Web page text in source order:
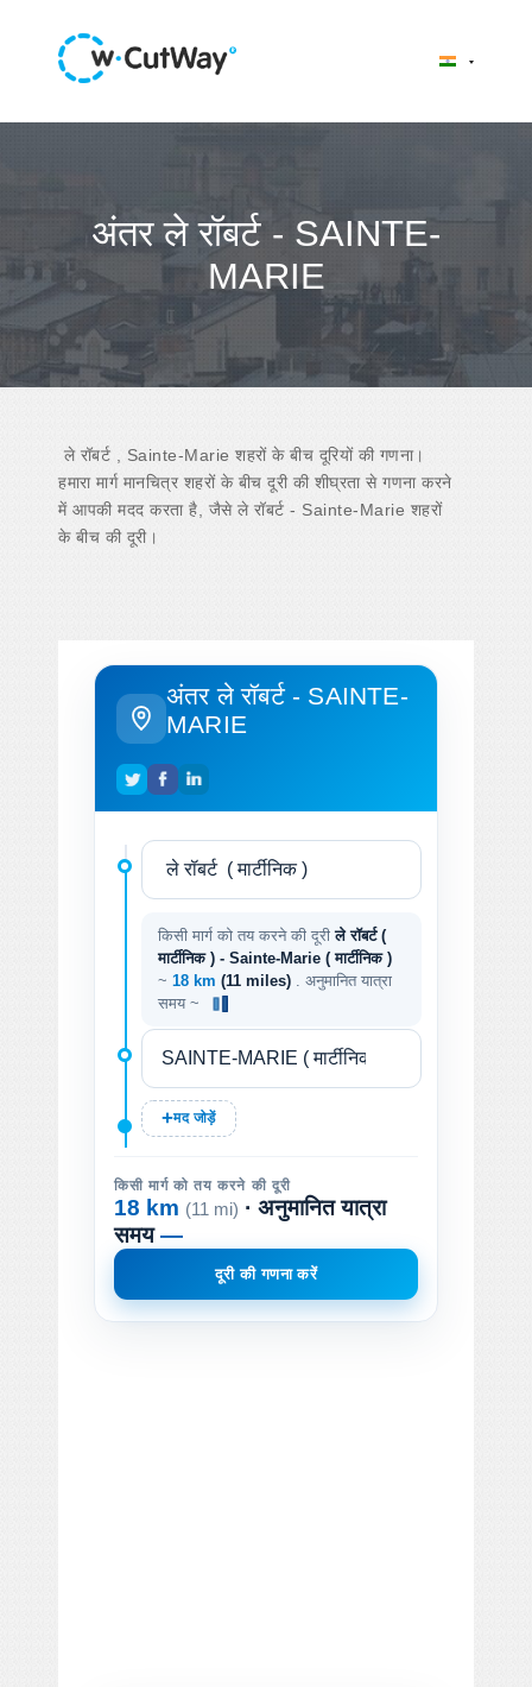
अंतर ले रॉबर्ट - SAINTE-
MARIE
ले रॉबर्ट , Sainte-Marie शहरों के बीच दूरियों की गणना।
हमारा मार्ग मानचित्र शहरों के बीच दूरी की शीघ्रता से गणना करने
में आपकी मदद करता है, जैसे ले रॉबर्ट - Sainte-Marie शहरों
के बीच की दूरी।
अंतर ले रॉबर्ट - SAINTE-
MARIE
किसी मार्ग को तय करने की दूरीले रॉबर्ट (
मार्टीनिक ) - Sainte-Marie ( मार्टीनिक )
~ 18 km (11 miles)
. अनुमानित यात्रा
समय ~
मद जोड़ें
किसी मार्ग को तय करने की दूरी
18 km (11 mi) · अनुमानित यात्रा
समय—
दूरी की गणना करें